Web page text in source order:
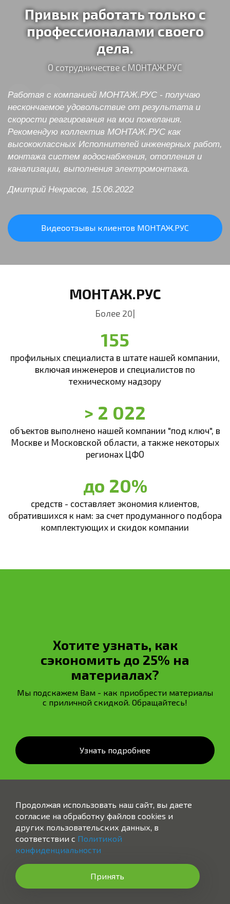
Привык работать только с
профессионалами своего
дела.
О сотрудничестве с МОНТАЖ.РУС
Работая с компанией МОНТАЖ.РУС - получаю
нескончаемое удовольствие от результата и
скорости реагирования на мои пожелания.
Рекомендую коллектив МОНТАЖ.РУС как
высококлассных Исполнителей инженерных работ,
монтажа систем водоснабжения, отопления и
канализации, выполнения электромонтажа.
Дмитрий Некрасов, 15.06.2022
Видеоотзывы клиентов МОНТАЖ.РУС
МОНТАЖ.РУС
Более 20 лет в сфере у
155
профильных специалиста в штате нашей компании,
включая инженеров и специалистов по
техническому надзору
> 2 022
объектов выполнено нашей компании "под ключ", в
Москве и Московской области, а также некоторых
регионах ЦФО
до 20%
средств - составляет экономия клиентов,
обратившихся к нам: за счет продуманного подбора
комплектующих и скидок компании
Хотите узнать, как
сэкономить до 25% на
материалах?
Мы подскажем Вам - как приобрести материалы
с приличной скидкой. Обращайтесь!
Узнать подробнее
МОНТАЖ.РУС
Москва, 1-й Магистральный тупик, 5А
Продолжая использовать наш сайт, вы даете
согласие на обработку файлов cookies и
других пользовательских данных, в
соответствии с Политикой
конфиденциальности
Принять